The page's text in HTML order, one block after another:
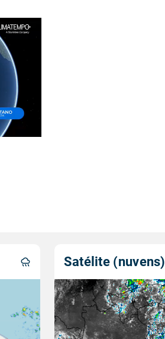
Satélite (nuvens)